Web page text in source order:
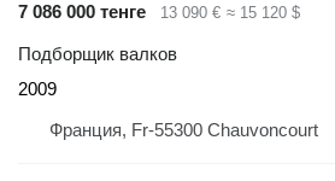
7 086 000 тенге
13 090 € ≈ 15 120 $
Подборщик валков
2009
Франция, Fr-55300 Chauvoncourt